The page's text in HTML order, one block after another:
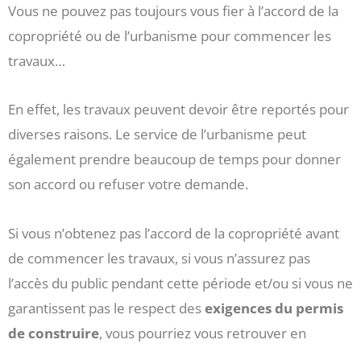
Vous ne pouvez pas toujours vous fier à l’accord de la
copropriété ou de l’urbanisme pour commencer les
travaux…
En effet, les travaux peuvent devoir être reportés pour
diverses raisons. Le service de l’urbanisme peut
également prendre beaucoup de temps pour donner
son accord ou refuser votre demande.
Si vous n’obtenez pas l’accord de la copropriété avant
de commencer les travaux, si vous n’assurez pas
l’accès du public pendant cette période et/ou si vous ne
garantissent pas le respect desexigences du permis
de construire, vous pourriez vous retrouver en